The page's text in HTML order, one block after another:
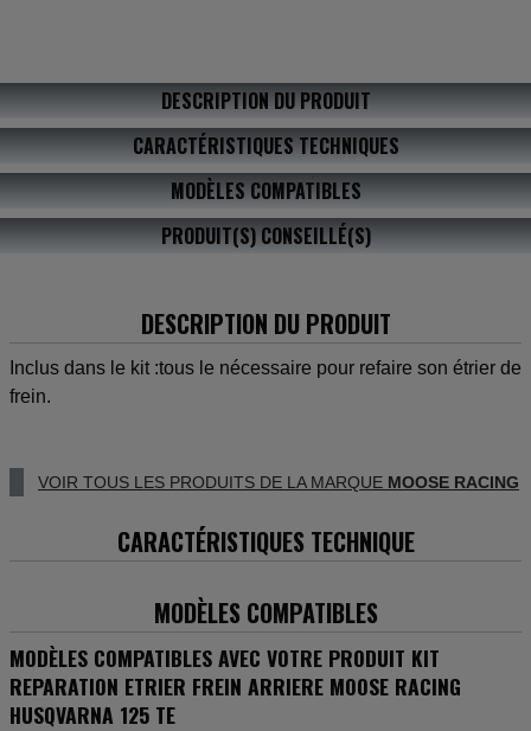
DESCRIPTION DU PRODUIT
CARACTÉRISTIQUES TECHNIQUES
MODÈLES COMPATIBLES
PRODUIT(S) CONSEILLÉ(S)
DESCRIPTION DU PRODUIT
Inclus dans le kit :tous le nécessaire pour refaire son étrier de
frein.
VOIR TOUS LES PRODUITS DE LA MARQUE MOOSE RACING
CARACTÉRISTIQUES TECHNIQUE
MODÈLES COMPATIBLES
MODÈLES COMPATIBLES AVEC VOTRE PRODUIT KIT
REPARATION ETRIER FREIN ARRIERE MOOSE RACING
HUSQVARNA 125 TE